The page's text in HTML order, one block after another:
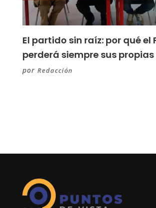
El partido sin raíz: por qué el
perderá siempre sus
por Redacción